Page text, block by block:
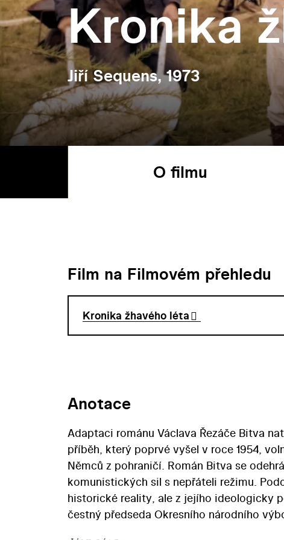
Kronika
Jiří Sequens, 1973
O filmu
Film na Filmovém přehledu
Kronika žhavého léta
Anotace
Adaptaci románu Václava Řezáče Bitva
příběh, který poprvé vyšel v roce 1954,
Němců z pohraničí. Román Bitva se
komunistických sil s nepřáteli režimu.
historické reality, ale z jejího ideologicky
čestný předseda Okresního národního